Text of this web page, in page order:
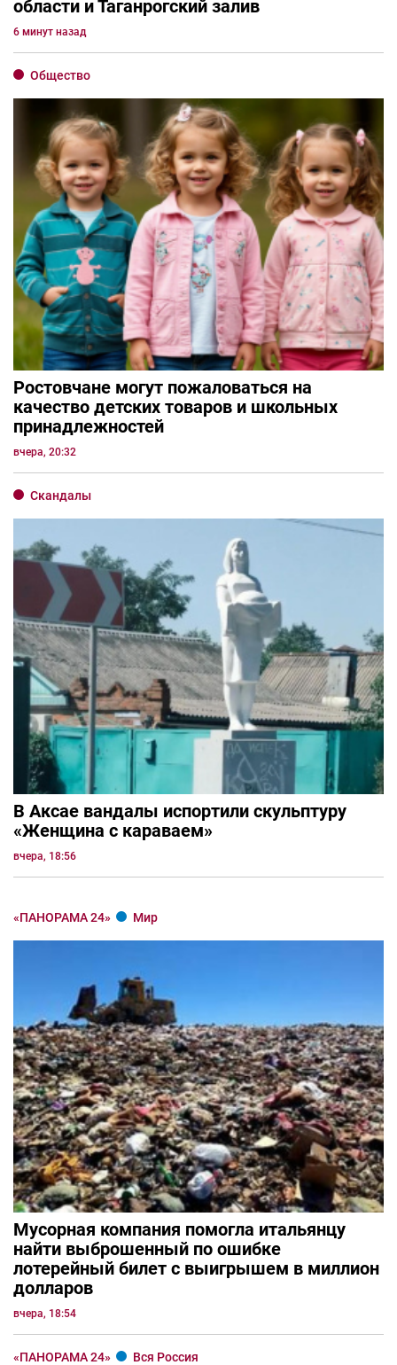
области и Таганрогский залив
6 минут назад
Общество
Ростовчане могут пожаловаться на
качество детских товаров и школьных
принадлежностей
вчера, 20:32
Скандалы
В Аксае вандалы испортили скульптуру
«Женщина с караваем»
вчера, 18:56
«ПАНОРАМА 24» Мир
Мусорная компания помогла итальянцу
найти выброшенный по ошибке
лотерейный билет с выигрышем в миллион
долларов
вчера, 18:54
«ПАНОРАМА 24» Вся Россия